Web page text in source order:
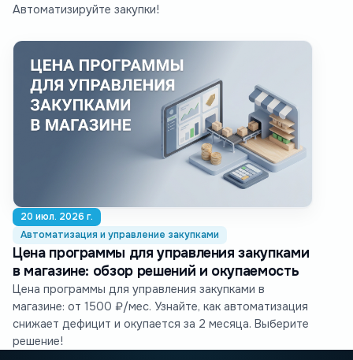
Автоматизируйте закупки!
20 июл. 2026 г.
Автоматизация и управление закупками
Цена программы для управления закупками
в магазине: обзор решений и окупаемость
Цена программы для управления закупками в
магазине: от 1500 ₽/мес. Узнайте, как автоматизация
снижает дефицит и окупается за 2 месяца. Выберите
решение!